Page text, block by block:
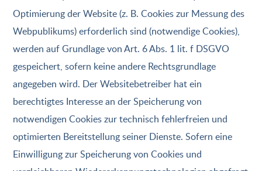
Optimierung der Website (z. B. Cookies zur Messung des
Webpublikums) erforderlich sind (notwendige Cookies),
werden auf Grundlage von Art. 6 Abs. 1 lit. f DSGVO
gespeichert, sofern keine andere Rechtsgrundlage
angegeben wird. Der Websitebetreiber hat ein
berechtigtes Interesse an der Speicherung von
notwendigen Cookies zur technisch fehlerfreien und
optimierten Bereitstellung seiner Dienste. Sofern eine
Einwilligung zur Speicherung von Cookies und